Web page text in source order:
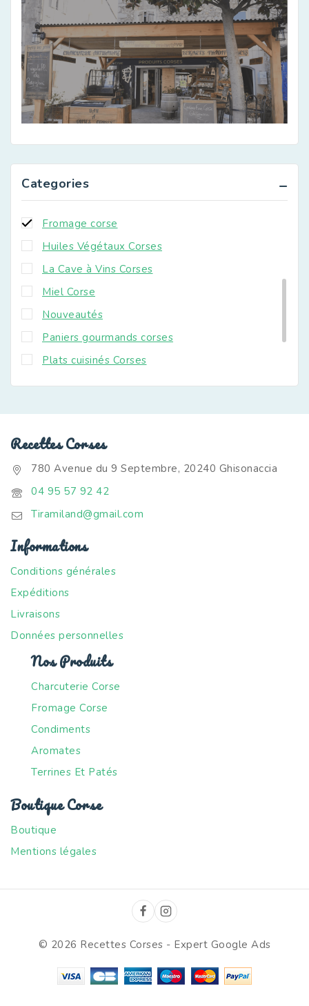
Categories
Apéritifs Corses
Aromates
Biscuits et gateaux corses
Canistrellis Corses
Condiments Corses
Confitures Corses
Fromage corse
Huiles Végétaux Corses
La Cave à Vins Corses
Miel Corse
Nouveautés
Paniers gourmands corses
Plats cuisinés Corses
Produits Bio Corses
Terrines et Pâtés Corses
Recettes Corses
780 Avenue du 9 Septembre, 20240 Ghisonaccia
04 95 57 92 42
Tiramiland@gmail.com
Informations
Conditions générales
Expéditions
Livraisons
Données personnelles
Nos Produits
Charcuterie Corse
Fromage Corse
Condiments
Aromates
Terrines Et Patés
Boutique Corse
Boutique
Mentions légales
© 2026 Recettes Corses - Expert Google Ads